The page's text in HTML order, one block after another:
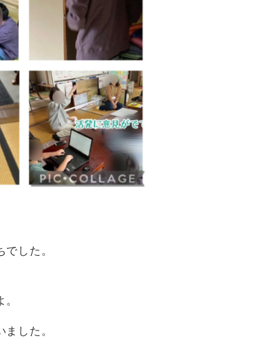
した。
した。